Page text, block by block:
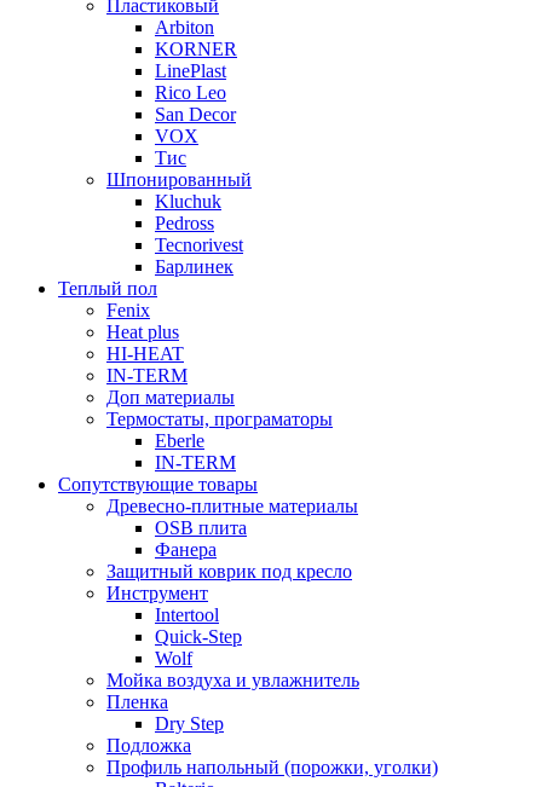
Пластиковый
Arbiton
KORNER
LinePlast
Rico Leo
San Decor
VOX
Тис
Шпонированный
Kluchuk
Pedross
Tecnorivest
Барлинек
Теплый пол
Fenix
Heat plus
HI-HEAT
IN-TERM
Доп материалы
Термостаты, програматоры
Eberle
IN-TERM
Сопутствующие товары
Древесно-плитные материалы
OSB плита
Фанера
Защитный коврик под кресло
Инструмент
Intertool
Quick-Step
Wolf
Мойка воздуха и увлажнитель
Пленка
Dry Step
Подложка
Профиль напольный (порожки, уголки)